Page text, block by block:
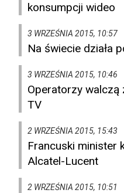
konsumpcji wideo
3 WRZEŚNIA 2015, 10:57
Na świecie działa
3 WRZEŚNIA 2015, 10:46
Operatorzy
TV
2 WRZEŚNIA 2015, 15:43
Francuski minister
Alcatel-Lucent
2 WRZEŚNIA 2015, 10:51